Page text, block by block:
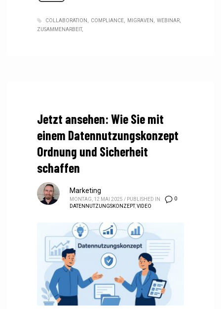
COLLABORATION COMPLIANCE MIGRAVEN
WEBINAR
ZUSAMMENARBEIT
Jetzt ansehen: Wie Sie mit
einem Datennutzungskonzept
Ordnung und Sicherheit
schaffen
0
Marketing
MONTAG, 12 MAI 2025 / PUBLISHED IN
DATENNUTZUNGSKONZEPT,VIDEO